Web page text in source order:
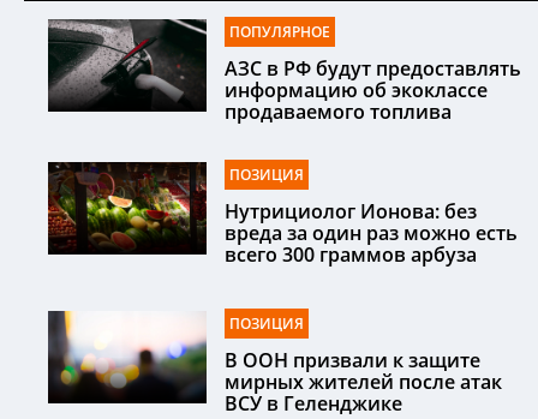
ПОПУЛЯРНОЕ
АЗС в РФ будут предоставлять
информацию об экоклассе
продаваемого топлива
ПОЗИЦИЯ
Нутрициолог Ионова: без
вреда за один раз можно есть
всего 300 граммов арбуза
ПОЗИЦИЯ
В ООН призвали к защите
мирных жителей после атак
ВСУ в Геленджике